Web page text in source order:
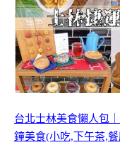
台北士林美食懶人包
鐘美食(小吃,下午茶,